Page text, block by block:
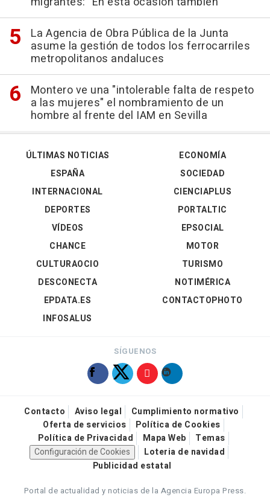
La Agencia de Obra Pública de la Junta
asume la gestión de todos los ferrocarriles
metropolitanos andaluces
Montero ve una "intolerable falta de respeto
a las mujeres" el nombramiento de un
hombre al frente del IAM en Sevilla
ÚLTIMAS NOTICIAS
ESPAÑA
INTERNACIONAL
DEPORTES
VÍDEOS
ECONOMÍA
SOCIEDAD
CIENCIAPLUS
PORTALTIC
EPSOCIAL
CHANCE
CULTURAOCIO
DESCONECTA
EPDATA.ES
INFOSALUS
MOTOR
TURISMO
NOTIMÉRICA
CONTACTOPHOTO
SÍGUENOS
Contacto Aviso legal
Cumplimiento normativo
Oferta de servicios
Política de Cookies
Política de Privacidad
Mapa Web
Temas
Configuración de Cookies
Loteria de navidad
Publicidad estatal
Portal de actualidad y noticias de la Agencia Europa Press.